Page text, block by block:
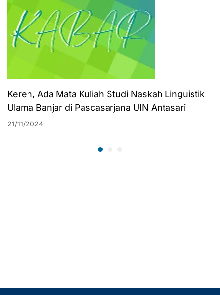
Keren, Ada Mata Kuliah Studi Naskah Linguistik
Ulama Banjar di Pascasarjana UIN Antasari
21/11/2024